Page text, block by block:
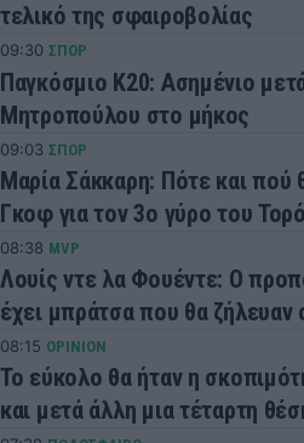
τελικό της σφαιροβολίας
09:30 ΣΠΟΡ
Παγκόσμιο Κ20: Ασημένιο
Μητροπούλου στο μήκος
09:03 ΣΠΟΡ
Μαρία Σάκκαρη: Πότε και πού
Γκοφ για τον 3ο γύρο του
08:38 MVP
Λουίς ντε λα Φουέντε: Ο
έχει μπράτσα που θα ζήλευαν
08:15 OPINION
Το εύκολο θα ήταν η
και μετά άλλη μια τέταρτη